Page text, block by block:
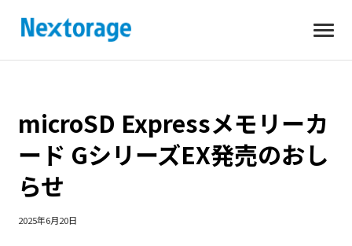
く
microSD Expressメモリーカ
ード GシリーズEX発売のおし
らせ
2025年6月20日